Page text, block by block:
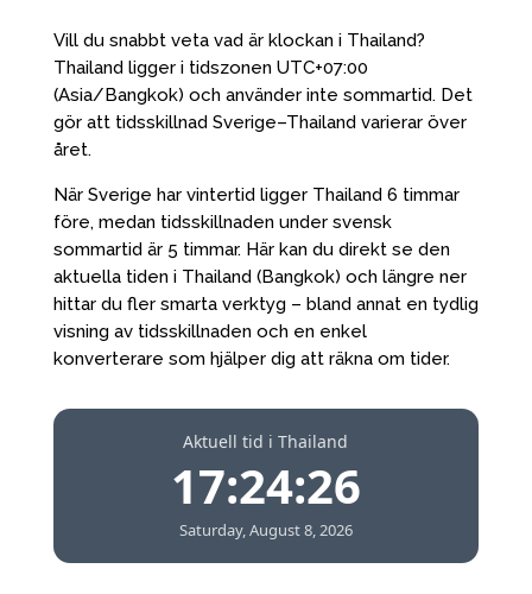
Vill du snabbt veta vad är klockan i Thailand?
Thailand ligger i tidszonen UTC+07:00
(Asia/Bangkok) och använder inte sommartid. Det
gör att tidsskillnad Sverige–Thailand varierar över
året.
När Sverige har vintertid ligger Thailand 6 timmar
före, medan tidsskillnaden under svensk
sommartid är 5 timmar. Här kan du direkt se den
aktuella tiden i Thailand (Bangkok) och längre ner
hittar du fler smarta verktyg – bland annat en tydlig
visning av tidsskillnaden och en enkel
konverterare som hjälper dig att räkna om tider.
Aktuell tid i Thailand
17:24:26
Saturday, August 8, 2026